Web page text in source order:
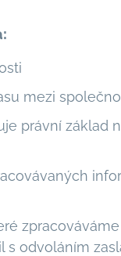
mezi
právní základ
odvoláním